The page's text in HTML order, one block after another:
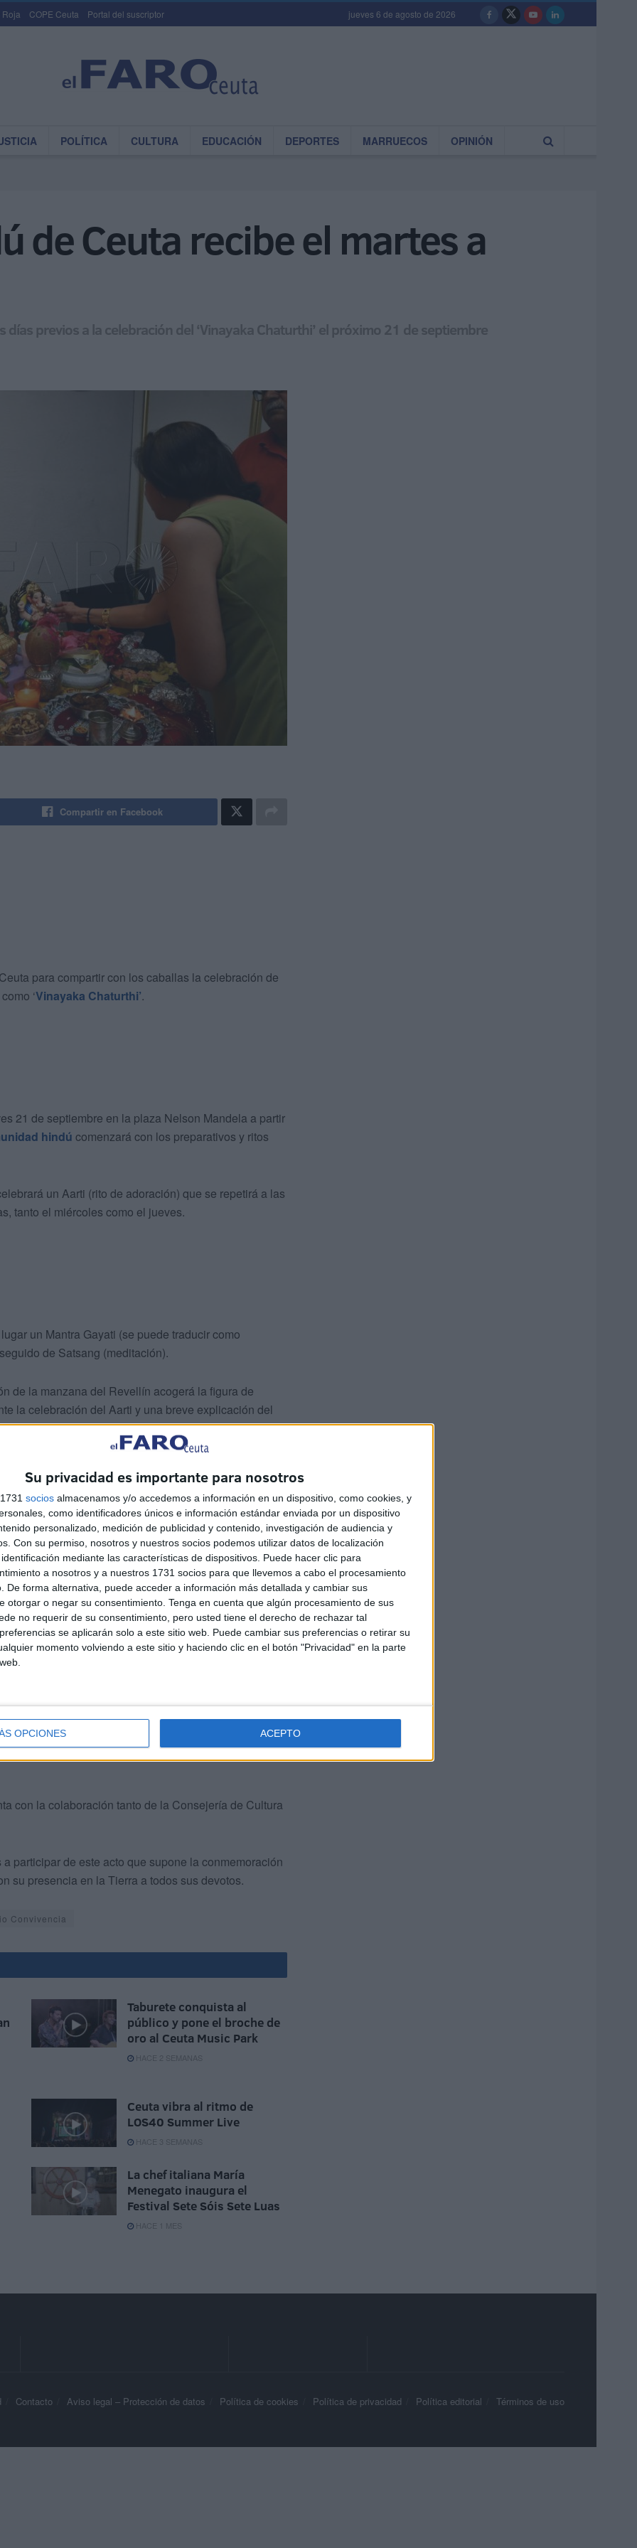
Su privacidad es importante para nosotros
socios almacenamos y/o accedemos a información en un dispositivo, como cookies, y
como identificadores únicos e información estándar enviada por un dispositivo
personalizado, medición de publicidad y contenido, investigación de audiencia y
Con su permiso, nosotros y nuestros socios podemos utilizar datos de localización
mediante las características de dispositivos. Puede hacer clic para
a nosotros y a nuestros 1731 socios para que llevemos a cabo el procesamiento
De forma alternativa, puede acceder a información más detallada y cambiar sus
otorgar o negar su consentimiento. Tenga en cuenta que algún procesamiento de sus
no requerir de su consentimiento, pero usted tiene el derecho de rechazar tal
se aplicarán solo a este sitio web. Puede cambiar sus preferencias o retirar su
momento volviendo a este sitio y haciendo clic en el botón "Privacidad" en la parte
OPCIONES ACEPTO
Roja COPE Ceuta Portal del suscriptor jueves 6 de agosto de 2026
POLÍTICA CULTURA EDUCACIÓN DEPORTES MARRUECOS OPINIÓN
de Ceuta recibe el martes a
previos a la celebración del ‘Vinayaka Chaturthi’ el próximo 21 de septiembre
Compartir en Facebook
para compartir con los caballas la celebración de
‘Vinayaka Chaturthi’.
21 de septiembre en la plaza Nelson Mandela a partir
hindú comenzará con los preparativos y ritos
un Aarti (rito de adoración) que se repetirá a las
tanto el miércoles como el jueves.
un Mantra Gayati (se puede traducir como
de Satsang (meditación).
de la manzana del Revellín acogerá la figura de
la celebración del Aarti y una breve explicación del
se lleve a cabo en torno a las siete de la tarde y
de la academia Weil .
facilitado por la comunidad, cuando se lleve a cabo
y recogida de la botella de agua de la
con música.
con la colaboración tanto de la Consejería de Cultura
participar de este acto que supone la conmemoración
su presencia en la Tierra a todos sus devotos.
Convivencia
Taburete conquista al
público y pone el broche de
oro al Ceuta Music Park
HACE 2 SEMANAS
Ceuta vibra al ritmo de
LOS40 Summer Live
HACE 3 SEMANAS
La chef italiana María
Menegato inaugura el
Festival Sete Sóis Sete Luas
HACE 1 MES
Contacto Aviso legal – Protección de datos Política de cookies Política de privacidad Política editorial Términos de uso